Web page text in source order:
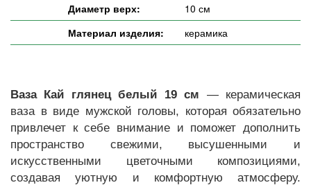
Диаметр верх:
10 см
Материал изделия:
керамика
Ваза Кай глянец белый 19 см — керамическая
ваза в виде мужской головы, которая обязательно
привлечет к себе внимание и поможет дополнить
пространство свежими, высушенными и
искусственными цветочными композициями,
создавая уютную и комфортную атмосферу.